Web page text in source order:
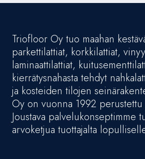
Triofloor Oy tuo maahan
parkettilattiat, korkkilattiat,
laminaattilattiat,
kierrätysnahasta tehdyt
ja kosteiden tilojen
Oy on vuonna 1992
Joustava palvelukonseptimme
arvoketjua tuottajalta